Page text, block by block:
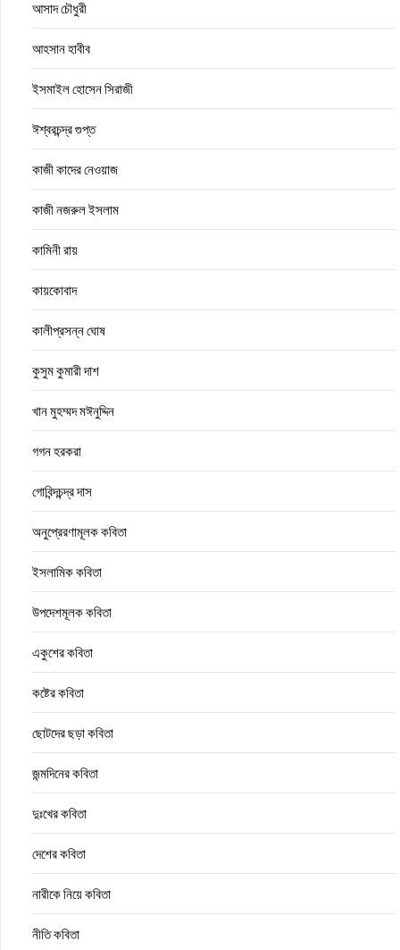
আসাদ চৌধুরী
আহসান হাবীব
ইসমাইল হোসেন সিরাজী
ঈশ্বরচন্দ্র গুপ্ত
কাজী কাদের নেওয়াজ
কাজী নজরুল ইসলাম
কামিনী রায়
কায়কোবাদ
কালীপ্রসন্ন ঘোষ
কুসুম কুমারী দাশ
খান মুহম্মদ মঈনুদ্দিন
গগন হরকরা
গোবিন্দচন্দ্র দাস
অনুপ্রেরণামূলক কবিতা
ইসলামিক কবিতা
উপদেশমূলক কবিতা
একুশের কবিতা
কষ্টের কবিতা
ছোটদের ছড়া কবিতা
জন্মদিনের কবিতা
দুঃখের কবিতা
দেশের কবিতা
নারীকে নিয়ে কবিতা
নীতি কবিতা